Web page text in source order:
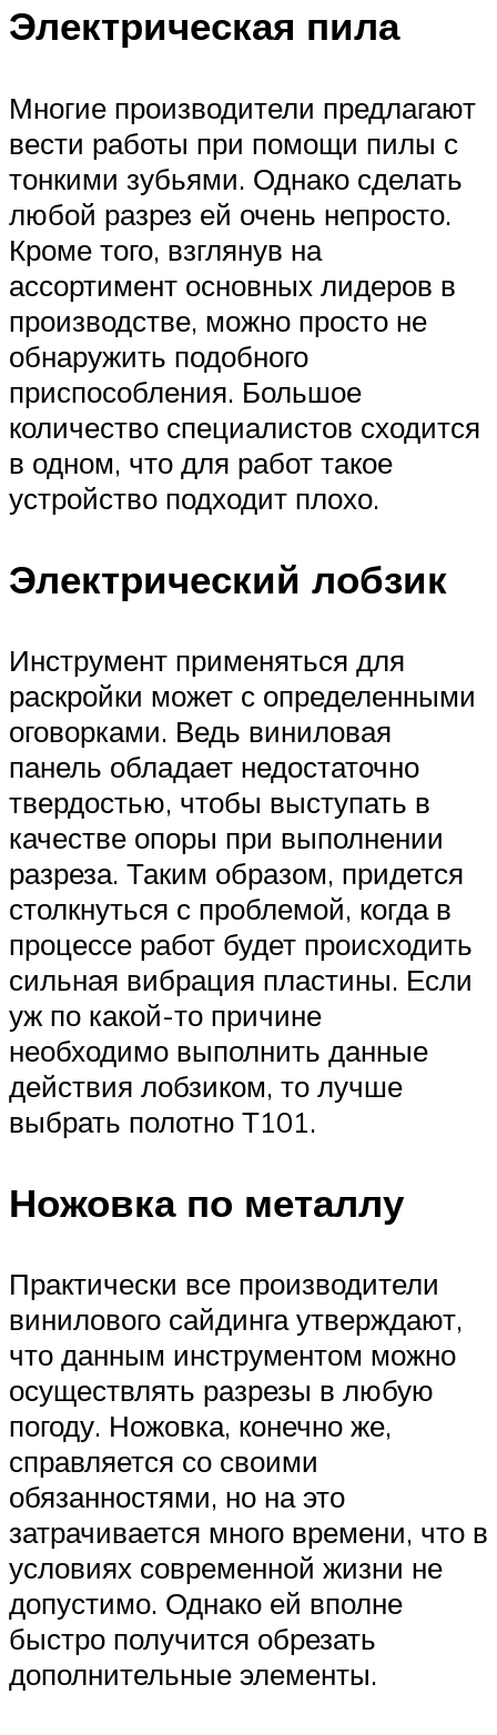
Электрическая пила
Многие производители предлагают
вести работы при помощи пилы с
тонкими зубьями. Однако сделать
любой разрез ей очень непросто.
Кроме того, взглянув на
ассортимент основных лидеров в
производстве, можно просто не
обнаружить подобного
приспособления. Большое
количество специалистов сходится
в одном, что для работ такое
устройство подходит плохо.
Электрический лобзик
Инструмент применяться для
раскройки может с определенными
оговорками. Ведь виниловая
панель обладает недостаточно
твердостью, чтобы выступать в
качестве опоры при выполнении
разреза. Таким образом, придется
столкнуться с проблемой, когда в
процессе работ будет происходить
сильная вибрация пластины. Если
уж по какой-то причине
необходимо выполнить данные
действия лобзиком, то лучше
выбрать полотно Т101.
Ножовка по металлу
Практически все производители
винилового сайдинга утверждают,
что данным инструментом можно
осуществлять разрезы в любую
погоду. Ножовка, конечно же,
справляется со своими
обязанностями, но на это
затрачивается много времени, что в
условиях современной жизни не
допустимо. Однако ей вполне
быстро получится обрезать
дополнительные элементы.